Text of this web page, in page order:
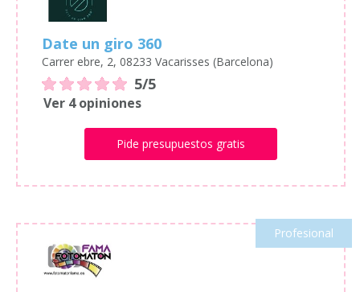
Date un giro 360
Carrer ebre, 2, 08233 Vacarisses (Barcelona)
5/5
Ver 4 opiniones
Pide presupuestos gratis
Profesional